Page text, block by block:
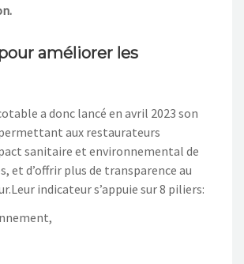
améliorer les
a donc lancé en avril 2023 son
aux restaurateurs
sanitaire et environnemental de
et d’offrir plus de transparence au
Leur indicateur s’appuie sur 8 piliers: